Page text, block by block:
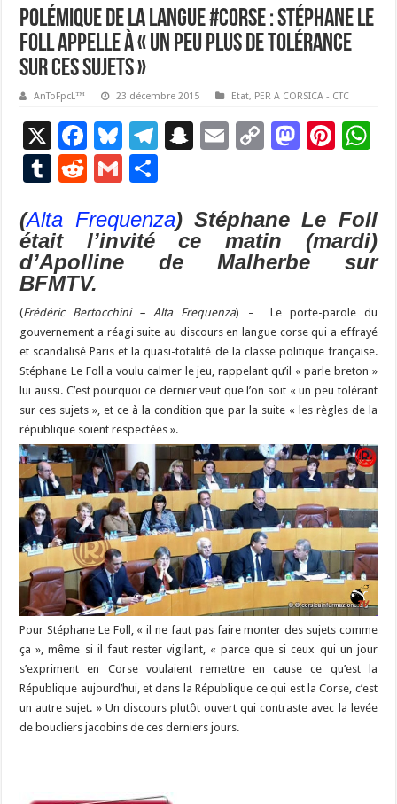
Polémique de la langue #corse : Stéphane Le
Foll appelle à « un peu plus de tolérance
sur ces sujets »
AnToFpcL™ 23 décembre 2015 Etat, PER A CORSICA - CTC
X
F
ac
e
b
o
o
k
Bl
u
es
ky
T
gr
a
m
S
p
c
at
E
l
C
y
Li
n
k
M
d
o
n
Pi
es
t
p
p
T
m
bl
r
R
d
di
t
G
ai
l
ta
g
(Alta Frequenza) Stéphane Le Foll
était l’invité ce matin (mardi)
d’Apolline de Malherbe sur
BFMTV.
(Frédéric Bertocchini – Alta Frequenza) – Le porte-parole du
gouvernement a réagi suite au discours en langue corse qui a effrayé
et scandalisé Paris et la quasi-totalité de la classe politique française.
Stéphane Le Foll a voulu calmer le jeu, rappelant qu’il « parle breton »
lui aussi. C’est pourquoi ce dernier veut que l’on soit « un peu tolérant
sur ces sujets », et ce à la condition que par la suite « les règles de la
république soient respectées ».
Pour Stéphane Le Foll, « il ne faut pas faire monter des sujets comme
ça », même si il faut rester vigilant, « parce que si ceux qui un jour
s’expriment en Corse voulaient remettre en cause ce qu’est la
République aujourd’hui, et dans la République ce qui est la Corse, c’est
un autre sujet. » Un discours plutôt ouvert qui contraste avec la levée
de boucliers jacobins de ces derniers jours.